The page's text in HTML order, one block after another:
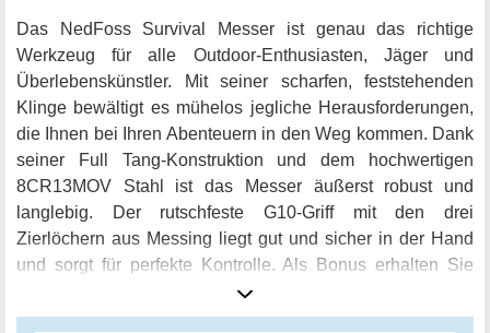
Das NedFoss Survival Messer ist genau das richtige
Werkzeug für alle Outdoor-Enthusiasten, Jäger und
Überlebenskünstler. Mit seiner scharfen, feststehenden
Klinge bewältigt es mühelos jegliche Herausforderungen,
die Ihnen bei Ihren Abenteuern in den Weg kommen. Dank
seiner Full Tang-Konstruktion und dem hochwertigen
8CR13MOV Stahl ist das Messer äußerst robust und
langlebig. Der rutschfeste G10-Griff mit den drei
Zierlöchern aus Messing liegt gut und sicher in der Hand
und sorgt für perfekte Kontrolle. Als Bonus erhalten Sie
eine qualitativ hochwertige Lederscheide, die das Messer
sicher aufbewahrt und optimal schützt. Mit einer